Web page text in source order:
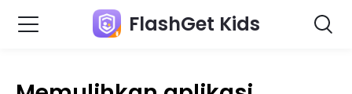
FlashGet Kids